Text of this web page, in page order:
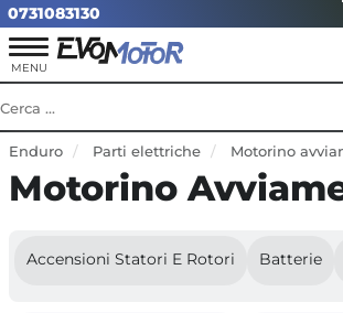
0731083130
Enduro Parti elettriche Motorino
Motorino
Accensioni Statori E Rotori Batterie